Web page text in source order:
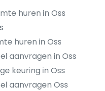
huren in Oss
huren in Oss
aanvragen in Oss
keuring in Oss
aanvragen Oss